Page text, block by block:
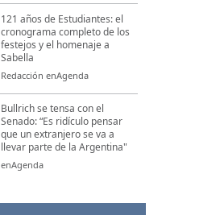
121 años de Estudiantes: el
cronograma completo de los
festejos y el homenaje a
Sabella
Redacción enAgenda
Bullrich se tensa con el
Senado: “Es ridículo pensar
que un extranjero se va a
llevar parte de la Argentina"
enAgenda